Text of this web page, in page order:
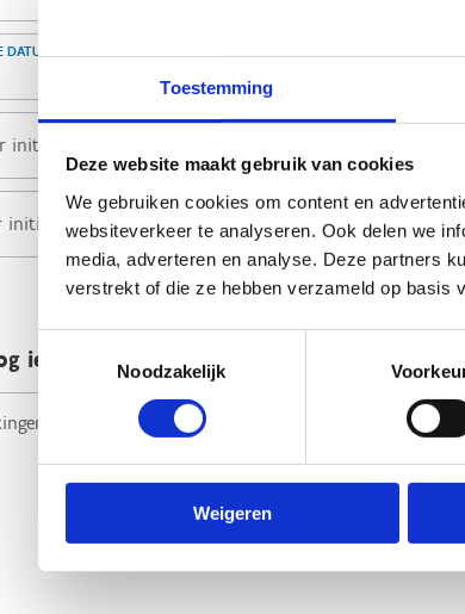
Toestemming
Deze website maakt gebruik van cookies
We gebruiken cookies om content en
websiteverkeer te analyseren. Ook delen we
media, adverteren en analyse. Deze partners
verstrekt of die ze hebben verzameld op basis
Noodzakelijk
Weigeren
DATUM
iets extra nodig?